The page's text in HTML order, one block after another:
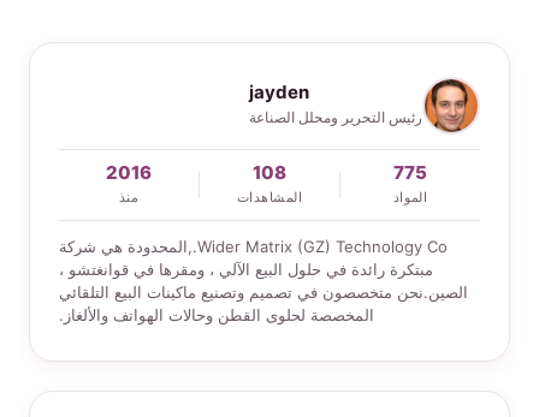
jayden
رئيس التحرير ومحلل الصناعة
775
المواد
108
المشاهدات
2016
منذ
Wider Matrix (GZ) Technology Co.,المحدودة هي شركة
مبتكرة رائدة في حلول البيع الآلي ، ومقرها في قوانغتشو ،
الصين.نحن متخصصون في تصميم وتصنيع ماكينات البيع التلقائي
المخصصة لحلوى القطن وحالات الهواتف والألغاز.